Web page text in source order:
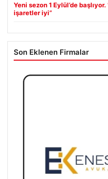
Yeni sezon 1 Eylül’de
işaretler iyi”
Son Eklenen Firmalar